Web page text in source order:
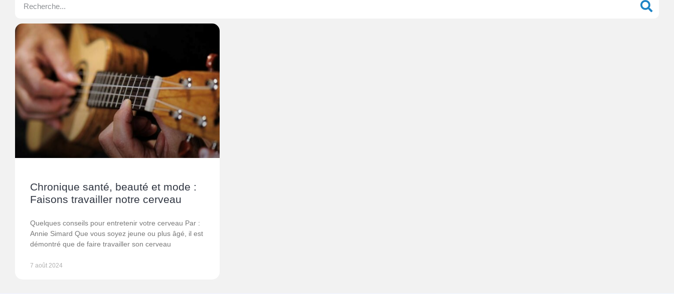
Chronique santé, beauté et mode :
Faisons travailler notre cerveau
Quelques conseils pour entretenir votre cerveau Par :
Annie Simard Que vous soyez jeune ou plus âgé, il est
démontré que de faire travailler son cerveau
7 août 2024